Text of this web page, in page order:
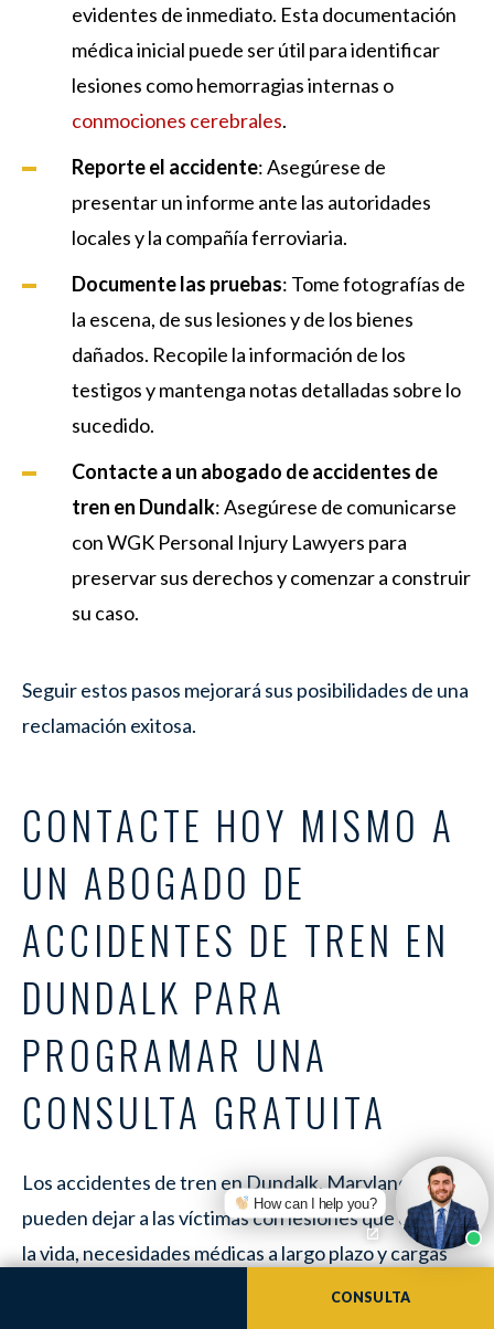
evidentes de inmediato. Esta documentación
médica inicial puede ser útil para identificar
lesiones como hemorragias internas o
conmociones cerebrales.
Reporte el accidente: Asegúrese de
presentar un informe ante las autoridades
locales y la compañía ferroviaria.
Documente las pruebas: Tome fotografías de
la escena, de sus lesiones y de los bienes
dañados. Recopile la información de los
testigos y mantenga notas detalladas sobre lo
sucedido.
Contacte a un abogado de accidentes de
tren en Dundalk: Asegúrese de comunicarse
con WGK Personal Injury Lawyers para
preservar sus derechos y comenzar a construir
su caso.
Seguir estos pasos mejorará sus posibilidades de una
reclamación exitosa.
CONTACTE HOY MISMO A
UN ABOGADO DE
ACCIDENTES DE TREN EN
DUNDALK PARA
PROGRAMAR UNA
CONSULTA GRATUITA
Los accidentes de tren en Dundalk, Maryland,
pueden dejar a las víctimas con lesiones que cambian
la vida, necesidades médicas a largo plazo y cargas
financieras. Nuestra firma comprende los desafíos
CONSULTA
How can I help you?